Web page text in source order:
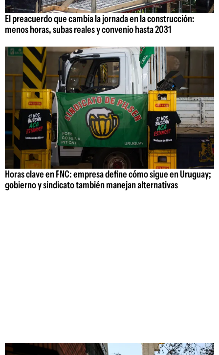
El preacuerdo que cambia la jornada en la construcción:
menos horas, subas reales y convenio hasta 2031
Horas clave en FNC: empresa define cómo sigue en Uruguay;
gobierno y sindicato también manejan alternativas